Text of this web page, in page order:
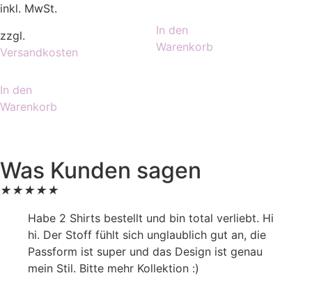
inkl. MwSt.
zzgl.
Versandkosten
In den
Warenkorb
In den
Warenkorb
Was Kunden sagen
★★★★★
Habe 2 Shirts bestellt und bin total verliebt. Hi
hi. Der Stoff fühlt sich unglaublich gut an, die
Passform ist super und das Design ist genau
mein Stil. Bitte mehr Kollektion :)